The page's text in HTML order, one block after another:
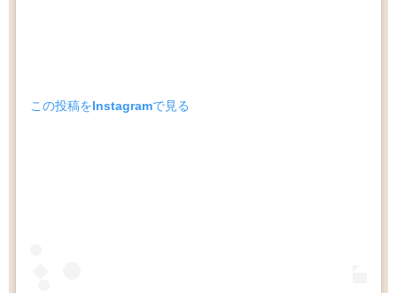
この投稿をInstagramで見る